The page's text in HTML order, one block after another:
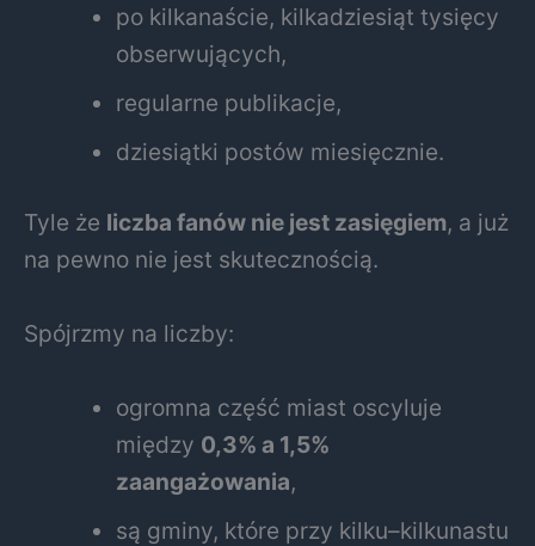
po kilkanaście, kilkadziesiąt tysięcy
obserwujących,
regularne publikacje,
dziesiątki postów miesięcznie.
Tyle że liczba fanów nie jest zasięgiem, a już
na pewno nie jest skutecznością.
Spójrzmy na liczby:
ogromna część miast oscyluje
między 0,3% a 1,5%
zaangażowania,
są gminy, które przy kilku–kilkunastu